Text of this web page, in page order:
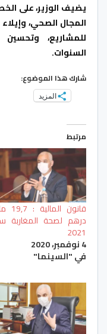
يضيف الوزير، على
المجال الصحي،
للمشاريع، وتحسين
السنوات.
شارك هذا الموضوع:
المزيد
مرتبط
قانون
درهم لصحة المغاربة
2021
4 نوفمبر، 2020
في "السينما"